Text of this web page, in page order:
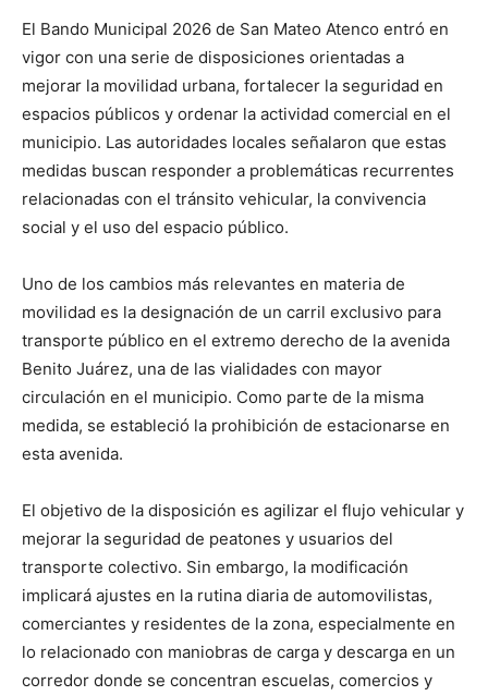
El Bando Municipal 2026 de San Mateo Atenco entró en
vigor con una serie de disposiciones orientadas a
mejorar la movilidad urbana, fortalecer la seguridad en
espacios públicos y ordenar la actividad comercial en el
municipio. Las autoridades locales señalaron que estas
medidas buscan responder a problemáticas recurrentes
relacionadas con el tránsito vehicular, la convivencia
social y el uso del espacio público.
Uno de los cambios más relevantes en materia de
movilidad es la designación de un carril exclusivo para
transporte público en el extremo derecho de la avenida
Benito Juárez, una de las vialidades con mayor
circulación en el municipio. Como parte de la misma
medida, se estableció la prohibición de estacionarse en
esta avenida.
El objetivo de la disposición es agilizar el flujo vehicular y
mejorar la seguridad de peatones y usuarios del
transporte colectivo. Sin embargo, la modificación
implicará ajustes en la rutina diaria de automovilistas,
comerciantes y residentes de la zona, especialmente en
lo relacionado con maniobras de carga y descarga en un
corredor donde se concentran escuelas, comercios y